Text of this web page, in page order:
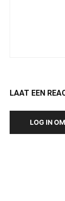
LAAT EEN
LOG IN